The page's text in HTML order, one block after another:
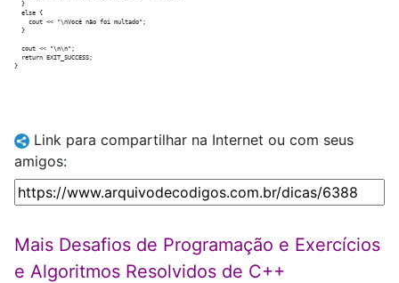
  }
  else {
    cout << "\nVocê não foi multado";
  }
  cout << "\n\n";
  return EXIT_SUCCESS;
Link para compartilhar na Internet ou com seus
amigos:
Mais Desafios de Programação e Exercícios
e Algoritmos Resolvidos de C++